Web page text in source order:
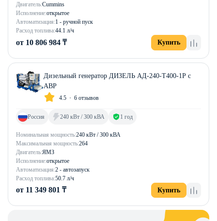
Двигатель:Cummins
Исполнение:открытое
Автоматизация:1 - ручной пуск
Расход топлива:44.1 л/ч
от 10 806 984 ₸ Купить
Дизельный генератор ДИЗЕЛЬ АД-240-Т400-1Р с
АВР
4.5 6 отзывов
Номинальная мощность:240 кВт / 300 кВА
Максимальная мощность:264
Двигатель:ЯМЗ
Исполнение:открытое
Автоматизация:2 - автозапуск
Расход топлива:50.7 л/ч
Россия 240 кВт / 300 кВА 1 год
от 11 349 801 ₸ Купить